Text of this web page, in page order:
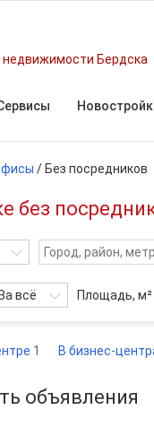
недвижимости Бердска
/ Без посредников
без
всё Площадь, м²
1 В бизнес-
объявления